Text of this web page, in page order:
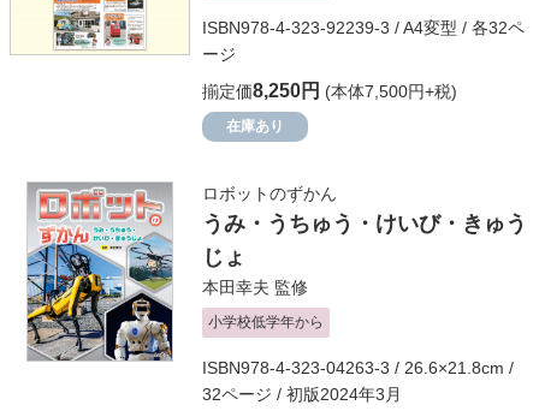
ISBN978-4-323-92239-3 / A4変型 / 各32ペ
ージ
揃定価8,250円 (本体7,500円+税)
在庫あり
ロボットのずかん
うみ・うちゅう・けいび・きゅう
じょ
本田幸夫 監修
小学校低学年から
ISBN978-4-323-04263-3 / 26.6×21.8cm /
32ページ / 初版2024年3月